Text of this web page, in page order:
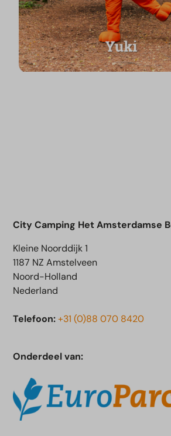
City Camping Het Amsterdamse
Kleine Noorddijk 1
1187 NZ Amstelveen
Noord-Holland
Nederland
Telefoon:+31 (0)88 070 8420
Onderdeel van: